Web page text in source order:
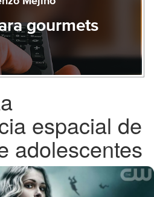
gourmets
espacial de
adolescentes